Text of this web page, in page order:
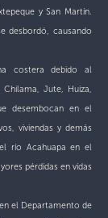
y San Martín.
desbordó, causando
costera debido al
Jute, Huiza,
desembocan en el
viviendas y demás
río Acahuapa en el
pérdidas en vidas
el Departamento de